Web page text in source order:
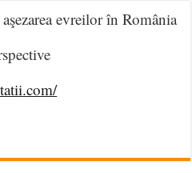
evreilor în România